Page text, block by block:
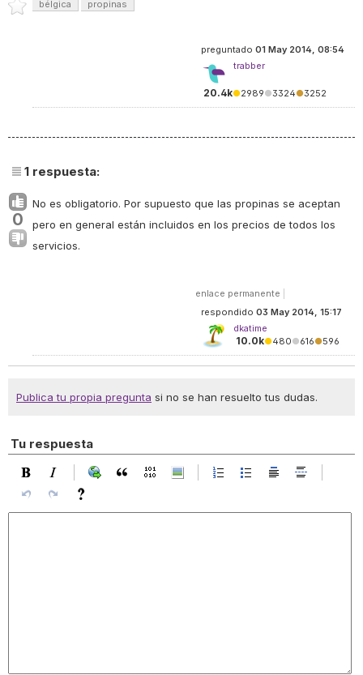
bélgica propinas
preguntado 01 May 2014, 08:54
trabber
20.4k●2989●3324●3252
1 respuesta:
0
No es obligatorio. Por supuesto que las propinas se aceptan
pero en general están incluidos en los precios de todos los
servicios.
enlace permanente
respondido 03 May 2014, 15:17
dkatime
10.0k●480●616●596
Publica tu propia pregunta si no se han resuelto tus dudas.
Tu respuesta